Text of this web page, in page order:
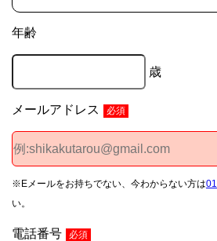
年齢
歳
メールアドレス 必須
※Eメールをお持ちでない、今わからない方は
い。
電話番号 必須